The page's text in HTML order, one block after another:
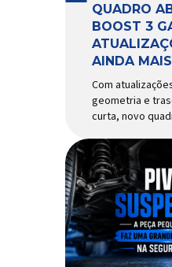
QUADRO
BOOST 3
AINDA
Com
geometria e
curta, novo
modelos muito
avançados
alguns anos, o
Boost se
dos modelos
sucesso da
para mountain
country, trail